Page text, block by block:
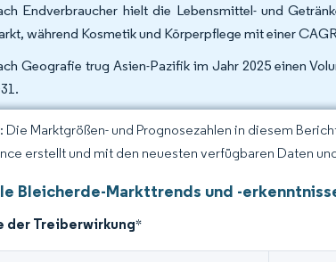
Endverbraucher hielt die Lebensmittel- und
während Kosmetik und Körperpflege mit einer
Geografie trug Asien-Pazifik im Jahr 2025 einen
Die Marktgrößen- und Prognosezahlen in diesem
erstellt und mit den neuesten verfügbaren Daten
Bleicherde-Markttrends und -
der Treiberwirkung*